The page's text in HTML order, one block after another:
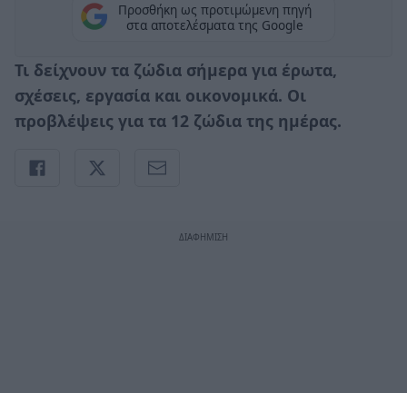
Προσθήκη ως προτιμώμενη πηγή
στα αποτελέσματα της Google
Τι δείχνουν τα ζώδια σήμερα για έρωτα,
σχέσεις, εργασία και οικονομικά. Οι
προβλέψεις για τα 12 ζώδια της ημέρας.